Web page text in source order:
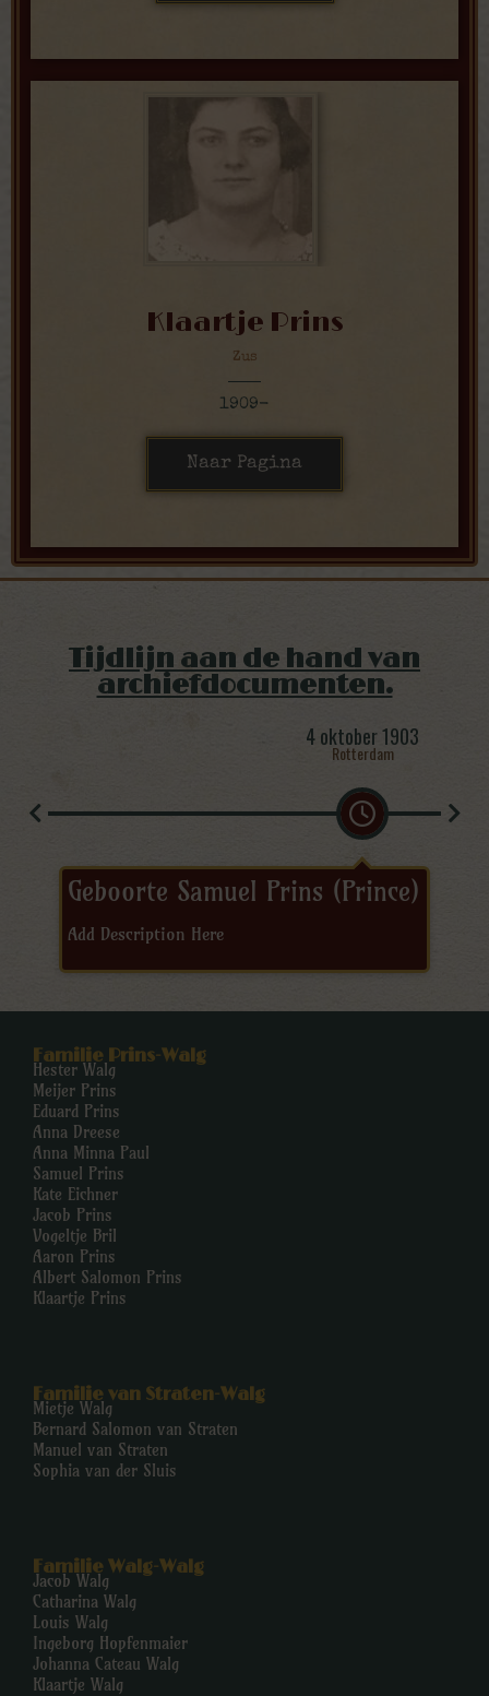
Klaartje Prins
Zus
1909-
Naar Pagina
Tijdlijn aan de hand van
archiefdocumenten.
4 oktober 1903
Rotterdam
Geboorte Samuel Prins (Prince)
Add Description Here
Familie Prins-Walg
Hester Walg
Meijer Prins
Eduard Prins
Anna Dreese
Anna Minna Paul
Samuel Prins
Kate Eichner
Jacob Prins
Vogeltje Bril
Aaron Prins
Albert Salomon Prins
Klaartje Prins
Familie van Straten-Walg
Mietje Walg
Bernard Salomon van Straten
Manuel van Straten
Sophia van der Sluis
Familie Walg-Walg
Jacob Walg
Catharina Walg
Louis Walg
Ingeborg Hopfenmaier
Johanna Cateau Walg
Klaartje Walg